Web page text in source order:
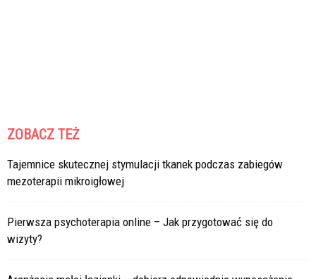
ZOBACZ TEŻ
Tajemnice skutecznej stymulacji tkanek podczas zabiegów
mezoterapii mikroigłowej
Pierwsza psychoterapia online – Jak przygotować się do
wizyty?